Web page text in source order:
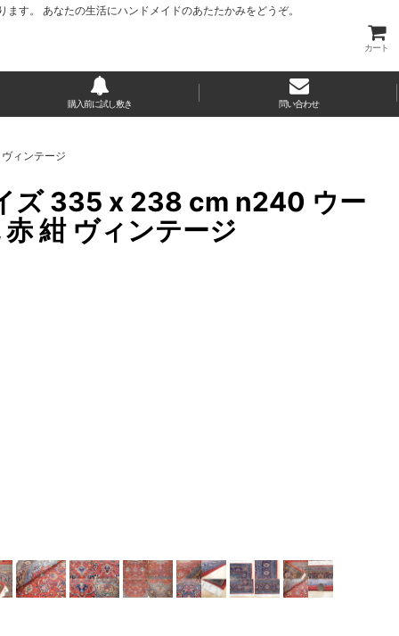
す。 あなたの生活にハンドメイドのあたたかみをどうぞ。
カート
購入前に試し敷き 問い合わせ
ィンテージ
ズ 335 x 238 cm n240 ウー
紺 ヴィンテージ